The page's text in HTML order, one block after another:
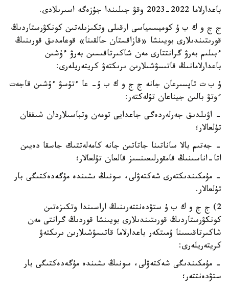
باعدارلاما 2022-2023 وقۋ جىلىندا جۇزەگە اسىرىلادى.
ج ج و ك ب ۇ كوميسسياسى ارقىلى وتكىزىلەتىن كونكۋرستاردىڭ
قورىتىندىلارى بويىنشا «قازاقستان حالقىنا» قوعامدىق قورىنىڭ
ءبىلىم بەرۋ گرانتتارى مەن شاكىرتاقىسىن بەرۋ ءۇشىن
باعدارلامانىڭ قاتىسۋشىلارىن ىرىكتەۋ كريتەريلەرى:
ۇ ب ت تاپسىرعان جانە ج ج و ك ب ۇ- عا ءتۇسۋ ءۇشىن قاجەت
ءوتۋ بالىن جيناعان تۇلەكتەر:
- اۋىلدىق جەرلەردەگى جاعدايى تومەن وتباسىلاردان شىققان
تۇلعالار؛
- جەتىم بالا ساناتىنا جاتاتىن جانە كامەلەتتىك جاسقا دەيىن
اتا-اناسىنىڭ قامقورلىعىنسىز قالعان تۇلعالار؛
- مۇمكىندىكتەرى شەكتەۋلى، سونىڭ ىشىندە مۇگەدەكتىگى بار
تۇلعالار.
2) ج ج و ك ب ۇ ستۋدەنتتەرىنىڭ اراسىندا وتكىزەتىن
كونكۋرستاردىڭ قورىتىندىلارى بويىنشا قوردىڭ گرانتى مەن
شاكىرتاقىسىنا ۇمىتكەر باعدارلاما قاتىسۋشىلارىن ىرىكتەۋ
كريتەريلەرى:
- مۇمكىندىگى شەكتەۋلى، سونىڭ ىشىندە مۇگەدەكتىگى بار
ستۋدەنتتەر؛